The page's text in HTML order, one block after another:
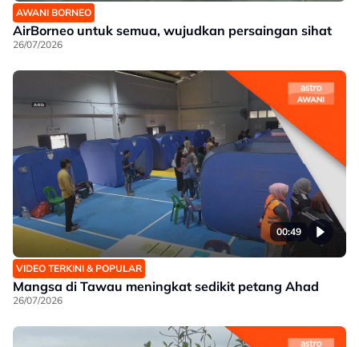
AWANI BORNEO
AirBorneo untuk semua, wujudkan persaingan sihat
26/07/2026
00:49
VIDEO TERKINI & POPULAR
Mangsa di Tawau meningkat sedikit petang Ahad
26/07/2026